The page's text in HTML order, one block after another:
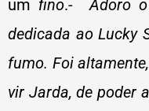
um fino.-Adoro
dedicada ao Lucky
fumo. Foi
vir Jarda, de poder